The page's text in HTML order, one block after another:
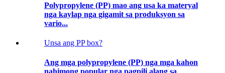
Polypropylene (PP) mao ang usa ka materyal
nga kaylap nga gigamit sa produksyon sa
vario...
Unsa ang PP box?
Ang mga polypropylene (PP) nga mga kahon
nahimong popular nga pagpili alang sa